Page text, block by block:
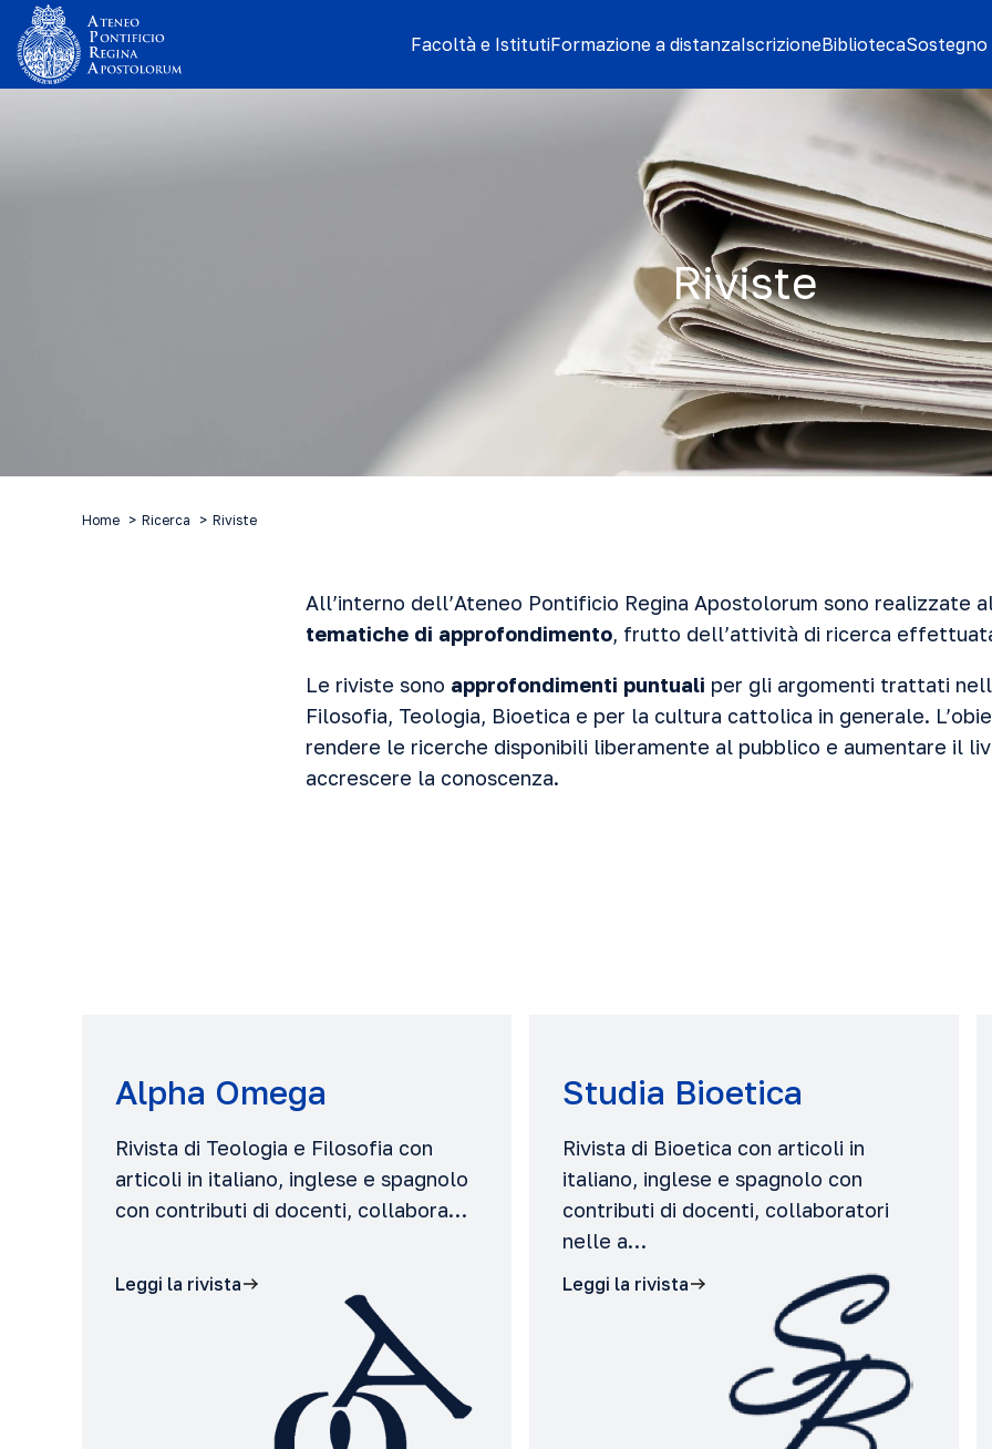
Facoltà e IstitutiFormazione a distanzaIscrizioneBiblioteca
Riviste
Home Ricerca Riviste
All’interno dell’Ateneo Pontificio Regina Apostolorum sono realizzate
tematiche di approfondimento, frutto dell’attività di ricerca
Le riviste sono approfondimenti puntuali per gli argomenti trattati
Filosofia, Teologia, Bioetica e per la cultura cattolica in generale.
rendere le ricerche disponibili liberamente al pubblico e aumentare il
accrescere la conoscenza.
Alpha Omega
Rivista di Teologia e Filosofia con
articoli in italiano, inglese e spagnolo
con contributi di docenti, collabora…
Leggi la rivista
Studia Bioetica
Rivista di Bioetica con articoli in
italiano, inglese e spagnolo con
contributi di docenti, collaboratori
nelle a…
Leggi la rivista